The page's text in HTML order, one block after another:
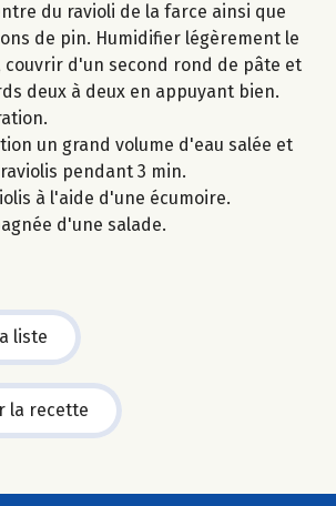
du ravioli de la farce ainsi que
de pin. Humidifier légèrement le
couvrir d'un second rond de pâte et
deux à deux en appuyant bien.
un grand volume d'eau salée et
pendant 3 min.
à l'aide d'une écumoire.
d'une salade.
liste
la recette